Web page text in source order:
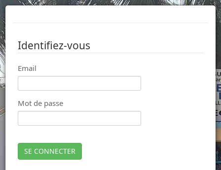
Identifiez-vous
Email
Mot de passe
SE CONNECTER